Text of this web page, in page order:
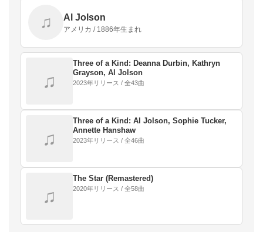
♫ Al Jolson
アメリカ / 1886年生まれ
♫
Three of a Kind: Deanna Durbin, Kathryn
Grayson, Al Jolson
2023年リリース / 全43曲
♫
Three of a Kind: Al Jolson, Sophie Tucker,
Annette Hanshaw
2023年リリース / 全46曲
♫
The Star (Remastered)
2020年リリース / 全58曲